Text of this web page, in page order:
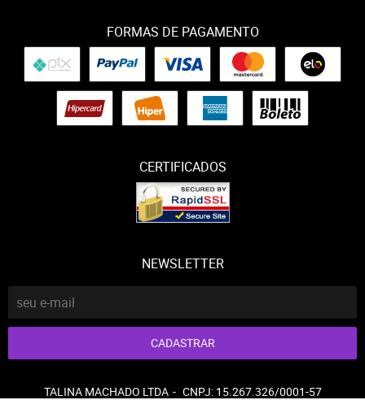
FORMAS DE PAGAMENTO
CERTIFICADOS
NEWSLETTER
CADASTRAR
TALINA MACHADO LTDA CNPJ: 15.267.326/0001-57